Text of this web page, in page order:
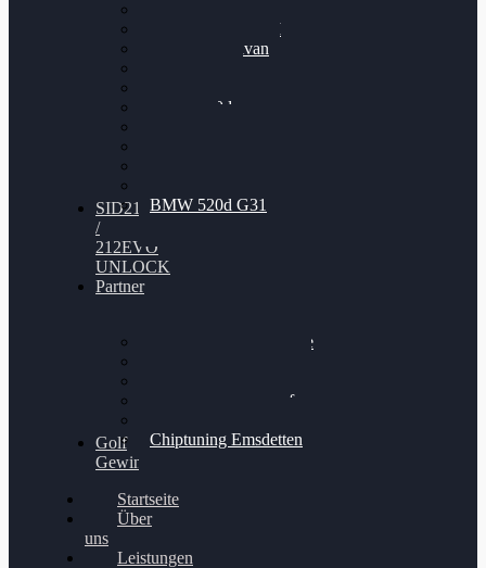
VW Passat 2.0TDI
VW T6 Multivan
BMW 120d
BMW 520d G31
SID212
/
212EVO
UNLOCK
Partner
Bilgenroth Performance
Chiptuning Schüttorf
Chiptuning Emsdetten
Golf
Gewinnspiel
Startseite
Über
uns
Leistungen